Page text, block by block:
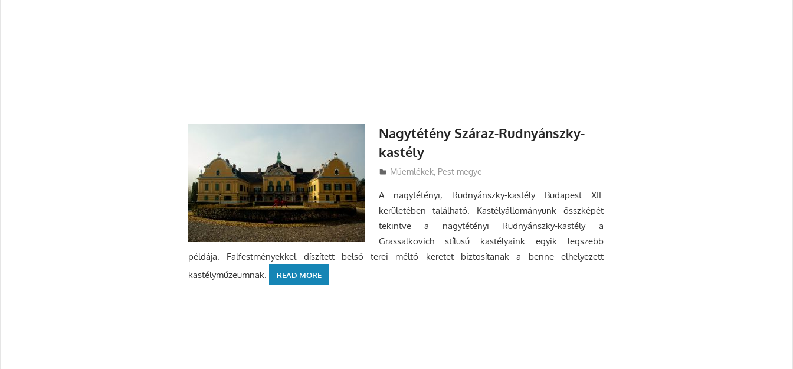
Nagytétény Száraz-Rudnyánszky-
kastély
Utazasok.org
Műemlékek, Pest megye
A nagytétényi, Rudnyánszky-kastély Budapest XII.
kerületében található. Kastélyállományunk összképét
tekintve a nagytétényi Rudnyánszky-kastély a
Grassalkovich stílusú kastélyaink egyik legszebb
példája. Falfestményekkel díszített belső terei méltó keretet biztosítanak a benne elhelyezett
kastélymúzeumnak.
READ MORE